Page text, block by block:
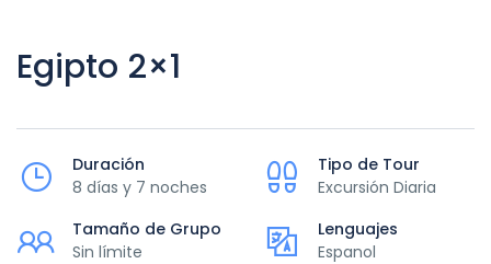
Egipto 2×1
Duración
8 días y 7 noches
Tipo de Tour
Excursión Diaria
Tamaño de Grupo
Sin límite
Lenguajes
Espanol